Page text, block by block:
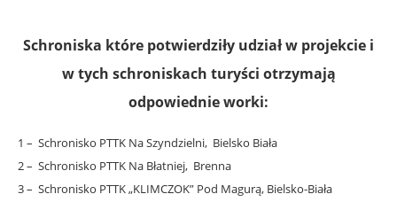
Schroniska które potwierdziły udział w projekcie i
w tych schroniskach turyści otrzymają
odpowiednie worki:
1 – Schronisko PTTK Na Szyndzielni, Bielsko Biała
2 – Schronisko PTTK Na Błatniej, Brenna
3 – Schronisko PTTK „KLIMCZOK” Pod Magurą, Bielsko-Biała